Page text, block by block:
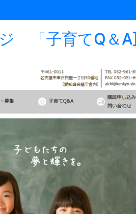
「子育てQ＆A]